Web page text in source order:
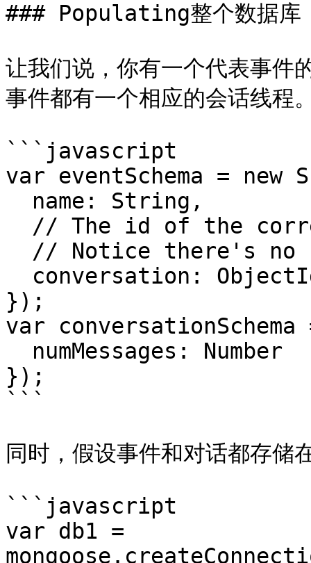
### Populating整个数据库
让我们说，你有一个代表事件
事件都有一个相应的会话线程
```javascript
var eventSchema = new
});
var conversationSchema
});
```
同时，假设事件和对话都存储
```javascript
var db1 =